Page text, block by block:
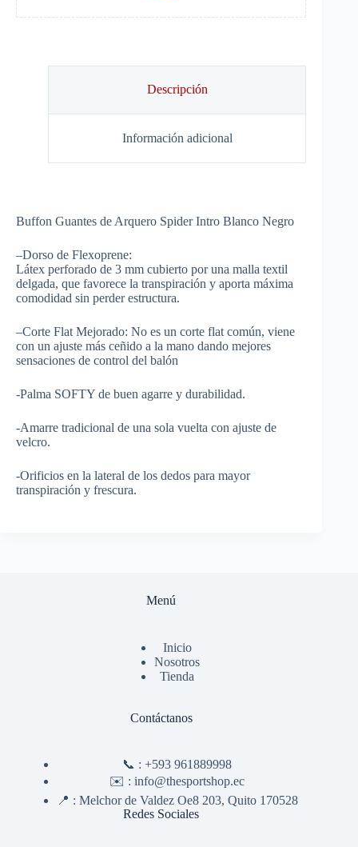
Descripción
Información adicional
Buffon Guantes de Arquero Spider Intro Blanco Negro
–Dorso de Flexoprene:
Látex perforado de 3 mm cubierto por una malla textil
delgada, que favorece la transpiración y aporta máxima
comodidad sin perder estructura.
–Corte Flat Mejorado: No es un corte flat común, viene
con un ajuste más ceñido a la mano dando mejores
sensaciones de control del balón
-Palma SOFTY de buen agarre y durabilidad.
-Amarre tradicional de una sola vuelta con ajuste de
velcro.
-Orificios en la lateral de los dedos para mayor
transpiración y frescura.
Menú
Inicio
Nosotros
Tienda
Contáctanos
📞 :+593 961889998
✉️ :info@thesportshop.ec
📍 : Melchor de Valdez Oe8 203, Quito 170528
Redes Sociales